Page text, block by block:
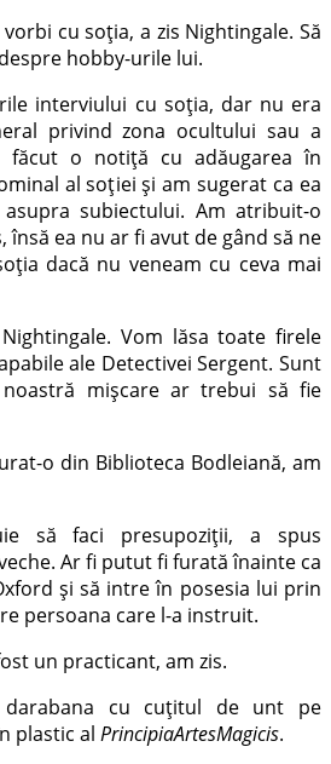
cu soția, a zis Nightingale. Să
hobby-urile lui.
interviului cu soția, dar nu era
privind zona ocultului sau a
făcut o notiță cu adăugarea în
al soției și am sugerat ca ea
subiectului. Am atribuit-o
însă ea nu ar fi avut de gând să ne
dacă nu veneam cu ceva mai
Vom lăsa toate firele
ale Detectivei Sergent. Sunt
mișcare ar trebui să fie
o din Biblioteca Bodleiană, am
să faci presupoziții, a spus
Ar fi putut fi furată înainte ca
și să intre în posesia lui prin
persoana care l-a instruit.
un practicant, am zis.
cu cuțitul de unt pe
plastic al PrincipiaArtesMagicis.